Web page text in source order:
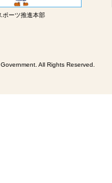
ポーツ推進本部
All Rights Reserved.